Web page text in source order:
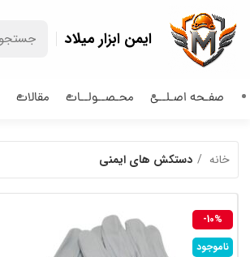
ایمن ابزار میلاد
صفـحه اصـلــی محـصــولــات مقالات
خانه دستکش های ایمنی
-10%
ناموجود